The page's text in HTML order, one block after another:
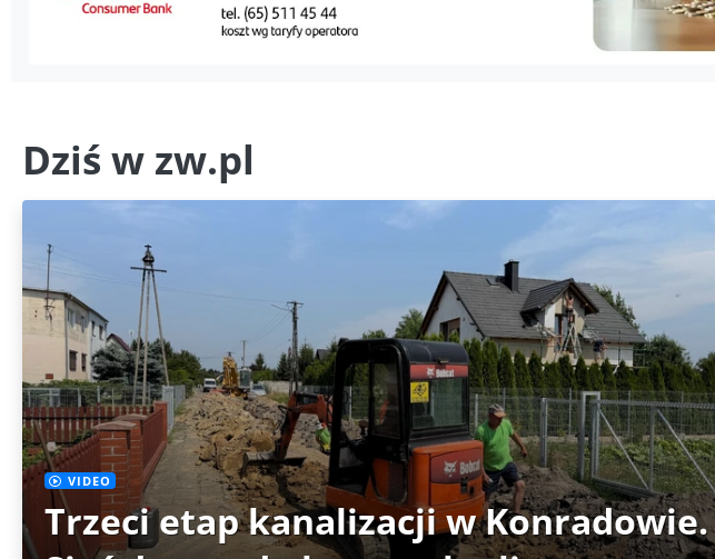
Dziś w zw.pl
VIDEO
Trzeci etap kanalizacji w Konradowie.